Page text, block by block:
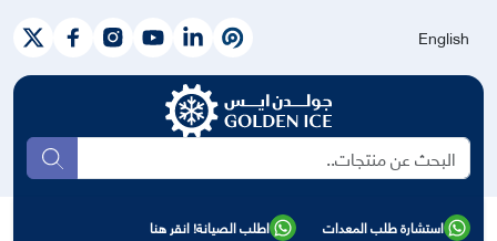
English
بحث
استشارة طلب المعدات اطلب الصيانة! انقر هنا